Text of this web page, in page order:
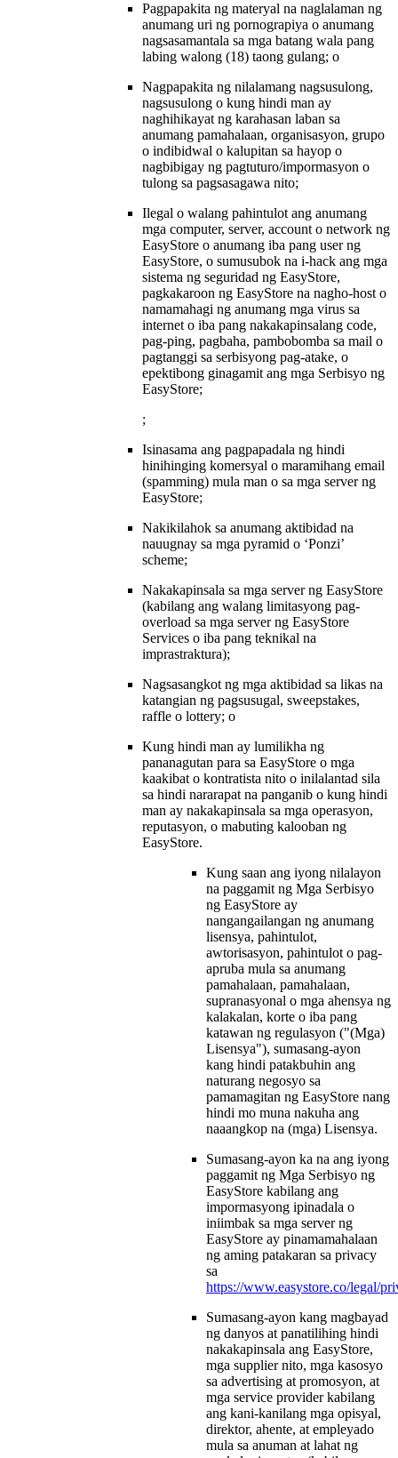
Pagpapakita ng materyal na naglalaman ng
anumang uri ng pornograpiya o anumang
nagsasamantala sa mga batang wala pang
labing walong (18) taong gulang; o
Nagpapakita ng nilalamang nagsusulong,
nagsusulong o kung hindi man ay
naghihikayat ng karahasan laban sa
anumang pamahalaan, organisasyon, grupo
o indibidwal o kalupitan sa hayop o
nagbibigay ng pagtuturo/impormasyon o
tulong sa pagsasagawa nito;
Ilegal o walang pahintulot ang anumang
mga computer, server, account o network ng
EasyStore o anumang iba pang user ng
EasyStore, o sumusubok na i-hack ang mga
sistema ng seguridad ng EasyStore,
pagkakaroon ng EasyStore na nagho-host o
namamahagi ng anumang mga virus sa
internet o iba pang nakakapinsalang code,
pag-ping, pagbaha, pambobomba sa mail o
pagtanggi sa serbisyong pag-atake, o
epektibong ginagamit ang mga Serbisyo ng
EasyStore;
;
Isinasama ang pagpapadala ng hindi
hinihinging komersyal o maramihang email
(spamming) mula man o sa mga server ng
EasyStore;
Nakikilahok sa anumang aktibidad na
nauugnay sa mga pyramid o ‘Ponzi’
scheme;
Nakakapinsala sa mga server ng EasyStore
(kabilang ang walang limitasyong pag-
overload sa mga server ng EasyStore
Services o iba pang teknikal na
imprastraktura);
Nagsasangkot ng mga aktibidad sa likas na
katangian ng pagsusugal, sweepstakes,
raffle o lottery; o
Kung hindi man ay lumilikha ng
pananagutan para sa EasyStore o mga
kaakibat o kontratista nito o inilalantad sila
sa hindi nararapat na panganib o kung hindi
man ay nakakapinsala sa mga operasyon,
reputasyon, o mabuting kalooban ng
EasyStore.
Kung saan ang iyong nilalayon
na paggamit ng Mga Serbisyo
ng EasyStore ay
nangangailangan ng anumang
lisensya, pahintulot,
awtorisasyon, pahintulot o pag-
apruba mula sa anumang
pamahalaan, pamahalaan,
supranasyonal o mga ahensya ng
kalakalan, korte o iba pang
katawan ng regulasyon ("(Mga)
Lisensya"), sumasang-ayon
kang hindi patakbuhin ang
naturang negosyo sa
pamamagitan ng EasyStore nang
hindi mo muna nakuha ang
naaangkop na (mga) Lisensya.
Sumasang-ayon ka na ang iyong
paggamit ng Mga Serbisyo ng
EasyStore kabilang ang
impormasyong ipinadala o
iniimbak sa mga server ng
EasyStore ay pinamamahalaan
ng aming patakaran sa privacy
sa
https://www.easystore.co/legal/
Sumasang-ayon kang magbayad
ng danyos at panatilihing hindi
nakakapinsala ang EasyStore,
mga supplier nito, mga kasosyo
sa advertising at promosyon, at
mga service provider kabilang
ang kani-kanilang mga opisyal,
direktor, ahente, at empleyado
mula sa anuman at lahat ng